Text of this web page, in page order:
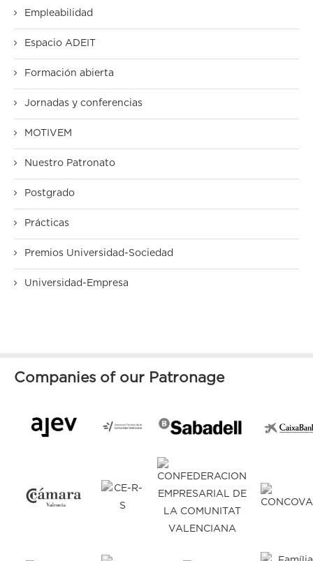
Empleabilidad
Espacio ADEIT
Formación abierta
Jornadas y conferencias
MOTIVEM
Nuestro Patronato
Postgrado
Prácticas
Premios Universidad-Sociedad
Universidad-Empresa
Companies of our Patronage